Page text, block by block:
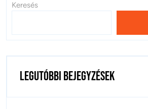
Keresés
Legutóbbi bejegyzések